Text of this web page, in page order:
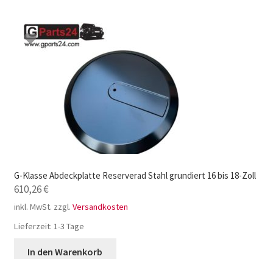
G-Klasse Abdeckplatte Reserverad Stahl grundiert 16 bis 18-Zoll
610,26€
inkl. MwSt. zzgl. Versandkosten
Lieferzeit: 1-3 Tage
In den Warenkorb